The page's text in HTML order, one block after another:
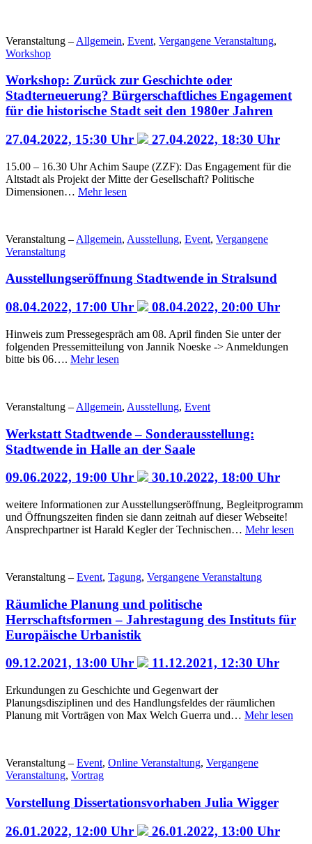
Veranstaltung – Allgemein, Event, Vergangene Veranstaltung,
Workshop
Workshop: Zurück zur Geschichte oder
Stadterneuerung? Bürgerschaftliches Engagement
für die historische Stadt seit den 1980er Jahren
27.04.2022, 15:30 Uhr
27.04.2022, 18:30 Uhr
15.00 – 16.30 Uhr Achim Saupe (ZZF): Das Engagement für die
Altstadt als Projekt der Mitte der Gesellschaft? Politische
Dimensionen… Mehr lesen
Veranstaltung – Allgemein, Ausstellung, Event, Vergangene
Veranstaltung
Ausstellungseröffnung Stadtwende in Stralsund
08.04.2022, 17:00 Uhr
08.04.2022, 20:00 Uhr
Hinweis zum Pressegespräch am 08. April finden Sie unter der
folgenden Pressemitteilung von Jannik Noeske -> Anmeldungen
bitte bis 06…. Mehr lesen
Veranstaltung – Allgemein, Ausstellung, Event
Werkstatt Stadtwende – Sonderausstellung:
Stadtwende in Halle an der Saale
09.06.2022, 19:00 Uhr
30.10.2022, 18:00 Uhr
weitere Informationen zur Ausstellungseröffnung, Begleitprogramm
und Öffnungszeiten finden sie dann zeitnah auf dieser Webseite!
Ansprechpartner ist Harald Kegler der Technischen… Mehr lesen
Veranstaltung – Event, Tagung, Vergangene Veranstaltung
Räumliche Planung und politische
Herrschaftsformen – Jahrestagung des Instituts für
Europäische Urbanistik
09.12.2021, 13:00 Uhr
11.12.2021, 12:30 Uhr
Erkundungen zu Geschichte und Gegenwart der
Planungsdisziplinen und des Handlungsfeldes der räumlichen
Planung mit Vorträgen von Max Welch Guerra und… Mehr lesen
Veranstaltung – Event, Online Veranstaltung, Vergangene
Veranstaltung, Vortrag
Vorstellung Dissertationsvorhaben Julia Wigger
26.01.2022, 12:00 Uhr
26.01.2022, 13:00 Uhr